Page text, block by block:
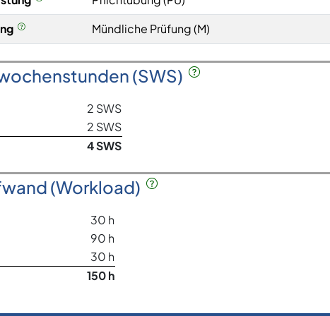
Mündliche Prüfung (M)
(SWS)
2 SWS
2 SWS
4 SWS
(Workload)
30 h
90 h
30 h
150 h